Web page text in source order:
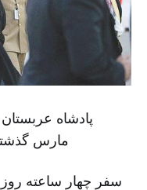
پادشاه عربستان
مارس
سفر چهار ساعته روز